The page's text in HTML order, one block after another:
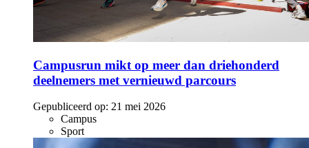
Campusrun mikt op meer dan driehonderd
deelnemers met vernieuwd parcours
Gepubliceerd op: 21 mei 2026
Campus
Sport